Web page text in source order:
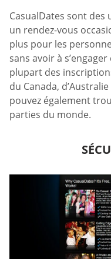
CasualDates sont
un rendez-vous
plus pour les
sans avoir à
plupart des
du Canada,
pouvez également
parties du monde.